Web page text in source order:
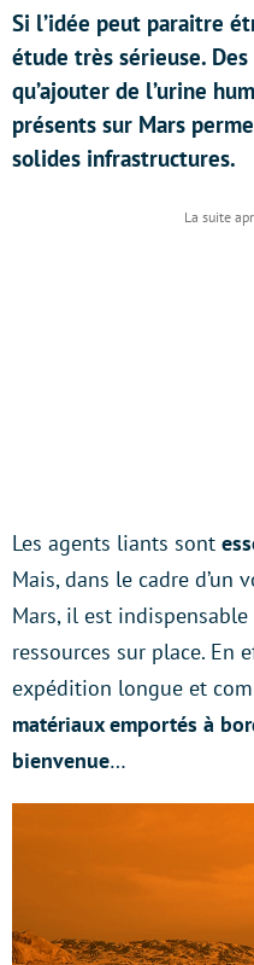
Si l’idée peut paraitre
étude très sérieuse.
qu’ajouter de l’urine
présents sur Mars
solides infrastructures.
Les agents liants sont
Mais, dans le cadre d’un
Mars, il est
ressources sur place. En
expédition longue et
matériaux emportés à
bienvenue…